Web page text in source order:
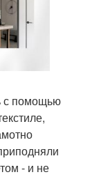
с помощью
- и не